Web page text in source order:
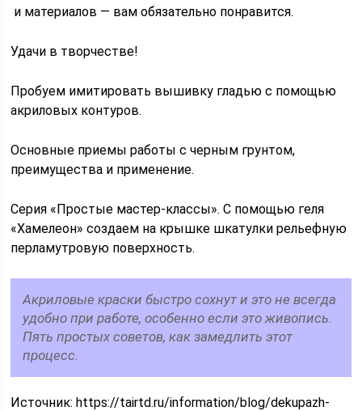
и материалов — вам обязательно понравится.
Удачи в творчестве!
Пробуем имитировать вышивку гладью с помощью
акриловых контуров.
Основные приемы работы с черным грунтом,
преимущества и применение.
Серия «Простые мастер-классы». С помощью геля
«Хамелеон» создаем на крышке шкатулки рельефную
перламутровую поверхность.
Акриловые краски быстро сохнут и это не всегда
удобно при работе, особенно если это живопись.
Пять простых советов, как замедлить этот
процесс.
Источник:https://tairtd.ru/information/blog/dekupazh-